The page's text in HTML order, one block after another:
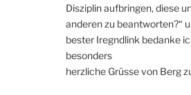
Disziplin aufbringen, diese
anderen zu beantworten?“
bester Iregndlink bedanke
besonders
herzliche Grüsse von Berg